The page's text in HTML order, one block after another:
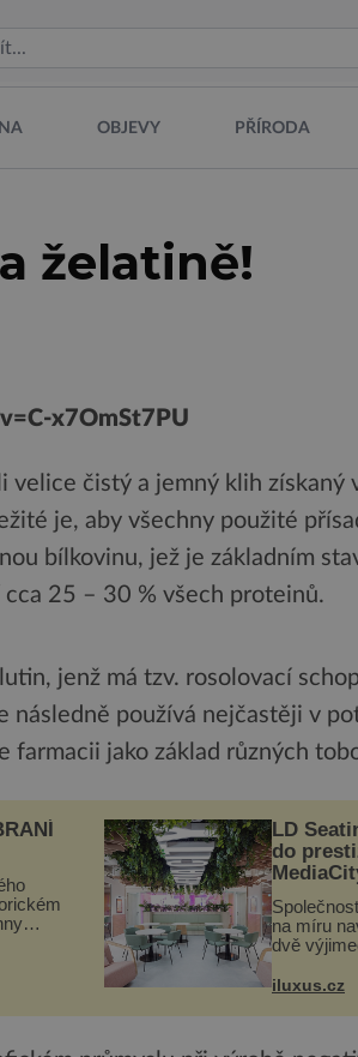
OBJEVY PŘÍRODA
želatině!
x7OmSt7PU
čistý a jemný klih získaný
je, aby všechny použité
bílkovinu, jež je základním
25 – 30 % všech proteinů.
jenž má tzv. rosolovací
následně používá nejčastěji v
farmacii jako základ různých
LD
do
na míru
dvě
v
a Orange
iluxus.cz